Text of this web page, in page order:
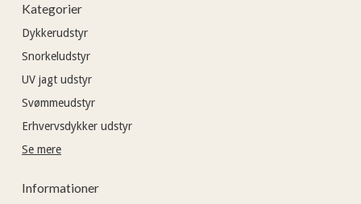
Kategorier
Dykkerudstyr
Snorkeludstyr
UV jagt udstyr
Svømmeudstyr
Erhvervsdykker udstyr
Se mere
Informationer